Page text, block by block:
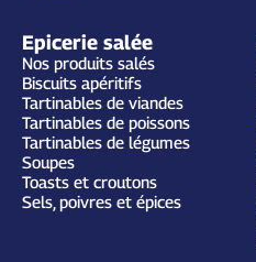
Epicerie salée
Nos produits salés
Biscuits apéritifs
Tartinables de viandes
Tartinables de poissons
Tartinables de légumes
Soupes
Toasts et croutons
Sels, poivres et épices